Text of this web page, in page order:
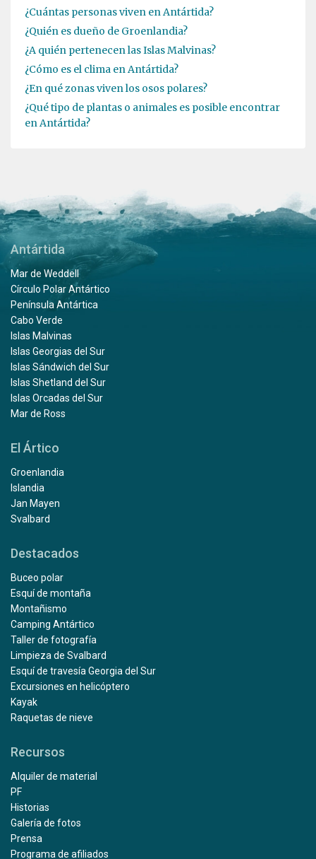
¿Cuántas personas viven en Antártida?
¿Quién es dueño de Groenlandia?
¿A quién pertenecen las Islas Malvinas?
¿Cómo es el clima en Antártida?
¿En qué zonas viven los osos polares?
¿Qué tipo de plantas o animales es posible encontrar
en Antártida?
Antártida
Mar de Weddell
Círculo Polar Antártico
Península Antártica
Cabo Verde
Islas Malvinas
Islas Georgias del Sur
Islas Sándwich del Sur
Islas Shetland del Sur
Islas Orcadas del Sur
Mar de Ross
El Ártico
Groenlandia
Islandia
Jan Mayen
Svalbard
Destacados
Buceo polar
Esquí de montaña
Montañismo
Camping Antártico
Taller de fotografía
Limpieza de Svalbard
Esquí de travesía Georgia del Sur
Excursiones en helicóptero
Kayak
Raquetas de nieve
Recursos
Alquiler de material
PF
Historias
Galería de fotos
Prensa
Programa de afiliados